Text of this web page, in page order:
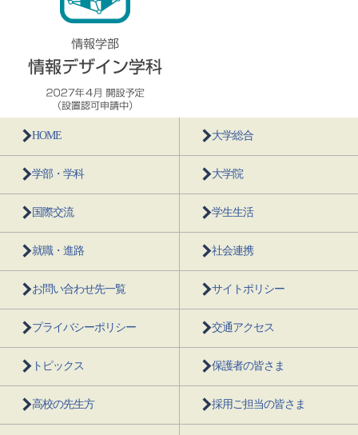
HOME 大学総合
学部・学科 大学院
国際交流 学生生活
就職・進路 社会連携
お問い合わせ先一覧 サイトポリシー
プライバシーポリシー 交通アクセス
トピックス 保護者の皆さま
高校の先生方 採用ご担当の皆さま